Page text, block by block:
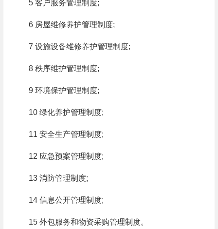
5 客户服务管理制度;
6 房屋维修养护管理制度;
7 设施设备维修养护管理制度;
8 秩序维护管理制度;
9 环境保护管理制度;
10 绿化养护管理制度;
11 安全生产管理制度;
12 应急预案管理制度;
13 消防管理制度;
14 信息公开管理制度;
15 外包服务和物资采购管理制度。